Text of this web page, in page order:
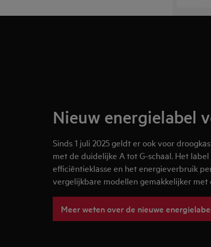
Nieuw energielabel
Sinds 1 juli 2025 geldt er ook voor
met de duidelijke A tot G-schaal. Het
efficiëntieklasse en het energieverbruik
vergelijkbare modellen gemakkelijker met
Meer weten over de nieuwe